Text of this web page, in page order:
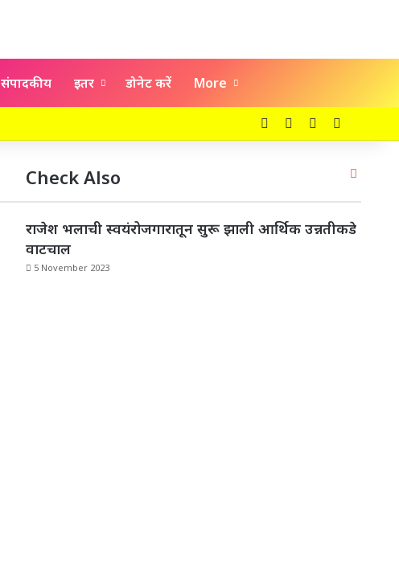
संपादकीय इतर डोनेट करें More
Facebook YouTube
Check Also Close
राजेश भलाची स्वयंरोजगारातून सुरू झाली आर्थिक उन्नतीकडे
वाटचाल
5 November 2023